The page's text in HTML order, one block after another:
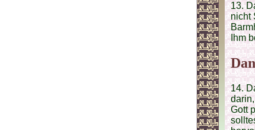
13.
nicht
Ihm
14.
Gott